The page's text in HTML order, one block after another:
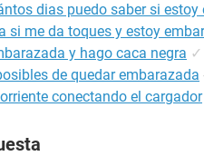
dias puedo saber si estoy
si me da toques y estoy
y hago caca negra ✓
de quedar embarazada
conectando el cargador